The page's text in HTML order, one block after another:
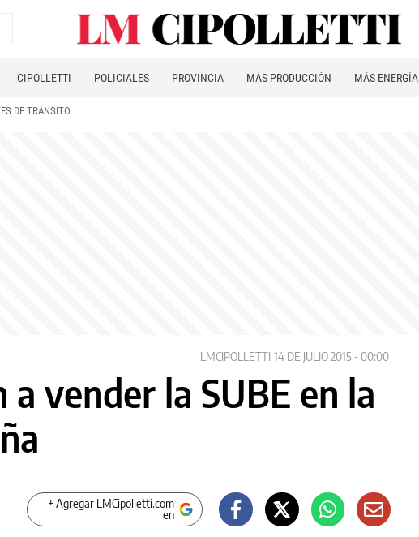
CIPOLLETTI POLICIALES PROVINCIA MÁS PRODUCCIÓN MÁS ENERGÍA
DE TRÁNSITO
LMCIPOLLETTI 14 DE JULIO 2015 - 00:00
a vender la SUBE en la
+ Agregar LMCipolletti.com
en